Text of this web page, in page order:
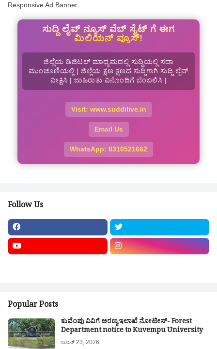
Responsive Ad Banner
ಸುದ್ದಿ ಲೈವ್ ನ್ಯೂಸ್ ವೆಬ್ ಸೈಟ್ ಗೆ ಈಗ
ಮಿಲಿಯನ್ ವ್ಯೂಸ್!
ಜಿಲ್ಲೆಯ ಡಿಜಿಟಲ್ ಮಾಧ್ಯಮದಲ್ಲಿ ಸುದ್ದಿಯಲ್ಲಿ ಸದಾ
ಮುಂಚೂಣಿಯಲ್ಲಿ | ಜಿಲ್ಲೆಯ ಕ್ಷಣ ಕ್ಷಣದ ಸುದ್ದಿಗಾಗಿ ಸುದ್ದಿ ಲೈವ್
ವೀಕ್ಷಿಸಿ | ಜಾಹಿರಾತು ವಿನೊಂದಿಗೆ ಬೆಂಬಲಿಸಿ |
Visit: www.suddilive.in
Email Us
WhatsApp: 8310521662
Follow Us
Popular Posts
ಕುವೆಂಪು ವಿವಿಗೆ ಅರಣ್ಯ ಇಲಾಖೆ ನೋಟೀಸ್- Forest
Department notice to Kuvempu University
ಜೂನ್ 23, 2026